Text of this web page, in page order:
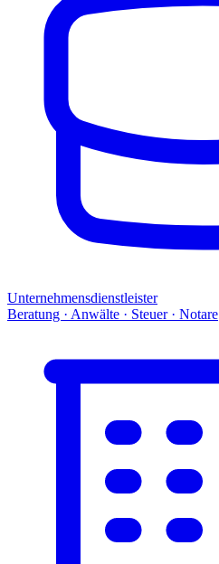
Unternehmensdienstleister
Beratung · Anwälte · Steuer · Notare